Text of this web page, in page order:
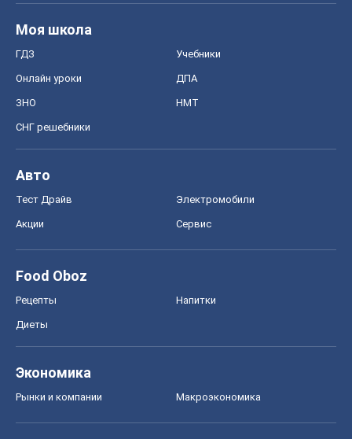
Моя школа
ГДЗ Учебники
Онлайн уроки ДПА
ЗНО НМТ
СНГ решебники
Авто
Тест Драйв Электромобили
Акции Сервис
Food Oboz
Рецепты Напитки
Диеты
Экономика
Рынки и компании Mакроэкономика